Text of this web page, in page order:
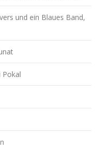
und ein Blaues Band,
Pokal